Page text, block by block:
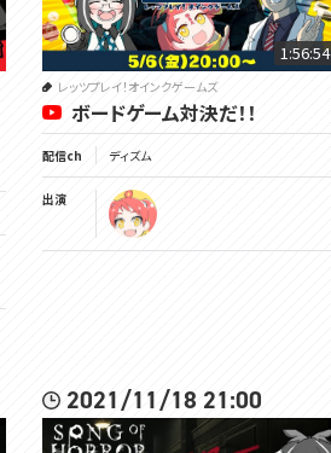
1:56:54
レッツプレイ！オインクゲームズ
ボードゲーム対決だ！！
配信ch ディズム
出演
2021/11/18 21:00